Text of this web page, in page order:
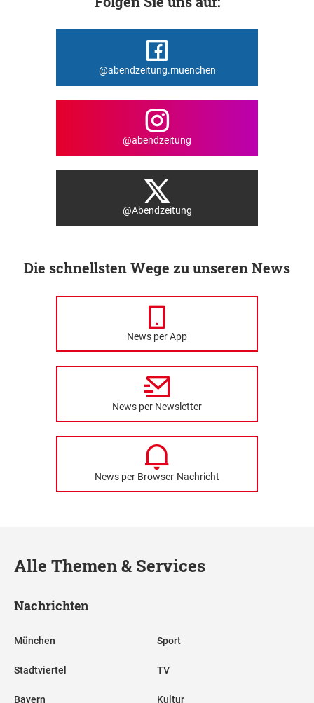
@abendzeitung.muenchen
@abendzeitung
@Abendzeitung
Die schnellsten Wege zu unseren News
News per App
News per Newsletter
News per Browser-Nachricht
Alle Themen & Services
Nachrichten
München
Stadtviertel
Bayern
Sport
TV
Kultur